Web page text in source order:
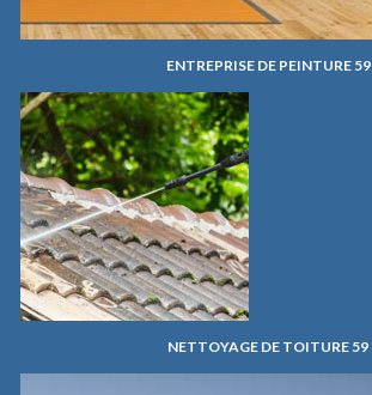
ENTREPRISE DE PEINTURE 59
NETTOYAGE DE TOITURE 59